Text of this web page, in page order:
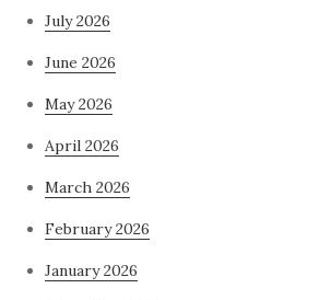
July 2026
June 2026
May 2026
April 2026
March 2026
February 2026
January 2026